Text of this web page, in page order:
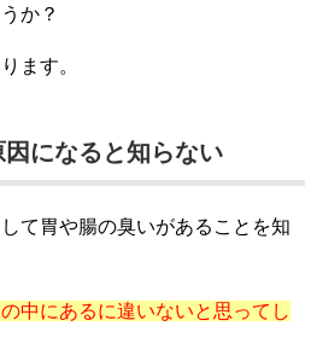
か？
ます。
になると知らない
て胃や腸の臭いがあることを知
中にあるに違いないと思ってし